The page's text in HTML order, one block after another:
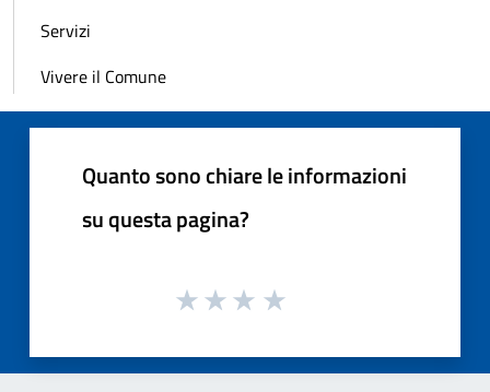
Servizi
Vivere il Comune
Quanto sono chiare le informazioni
su questa pagina?